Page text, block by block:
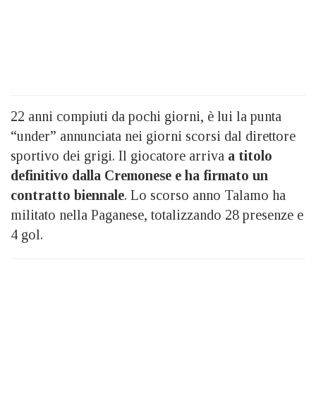
22 anni compiuti da pochi giorni, è lui la punta
“under” annunciata nei giorni scorsi dal direttore
sportivo dei grigi. Il giocatore arriva a titolo
definitivo dalla Cremonese e ha firmato un
contratto biennale. Lo scorso anno Talamo ha
militato nella Paganese, totalizzando 28 presenze e
4 gol.